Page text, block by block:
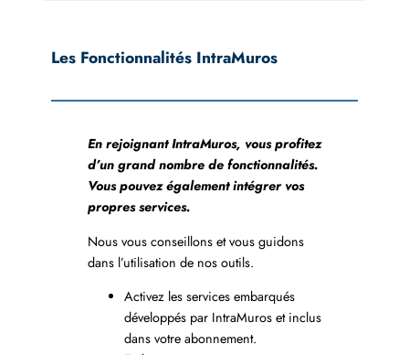
Les Fonctionnalités IntraMuros
En rejoignant IntraMuros, vous profitez
d’un grand nombre de fonctionnalités.
Vous pouvez également intégrer vos
propres services.
Nous vous conseillons et vous guidons
dans l’utilisation de nos outils.
Activez les services embarqués
développés par IntraMuros et inclus
dans votre abonnement.